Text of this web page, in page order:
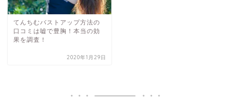
てんちむバストアップ方法の
口コミは嘘で豊胸！本当の効
果を調査！
2020年1月29日